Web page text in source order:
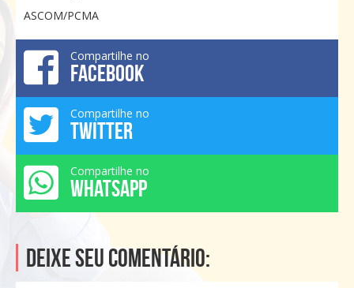
ASCOM/PCMA
Compartilhe no
FACEBOOK
Compartilhe no
TWITTER
Compartilhe no
WHATSAPP
Deixe seu comentário: